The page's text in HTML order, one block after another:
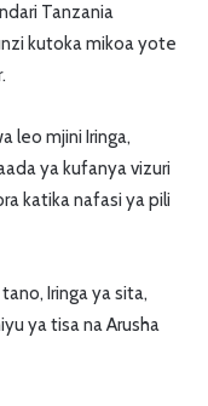
Tanzania
kutoka mikoa yote
leo mjini Iringa,
ya kufanya vizuri
katika nafasi ya pili
Iringa ya sita,
ya tisa na Arusha